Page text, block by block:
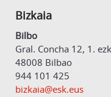
Bizkaia
Bilbo
Gral. Concha 12, 1.
48008 Bilbao
944 101 425
bizkaia@esk.eus